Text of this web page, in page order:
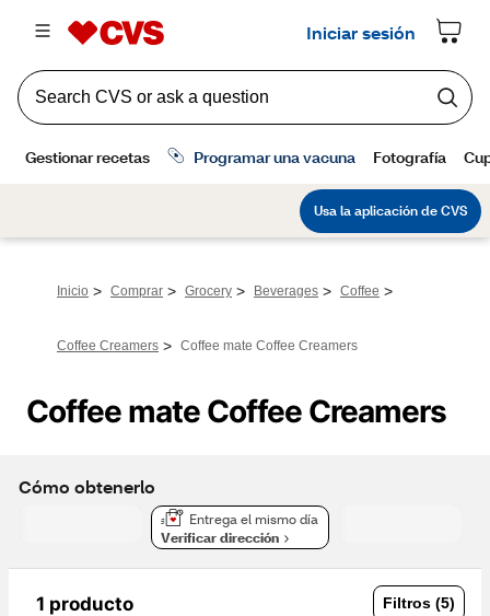
Inicio > Comprar > Grocery > Beverages > Coffee >
Coffee Creamers > Coffee mate Coffee Creamers
Coffee mate Coffee Creamers
Cómo obtenerlo
Entrega el mismo día
Verificar dirección
1 producto Filtros (5)